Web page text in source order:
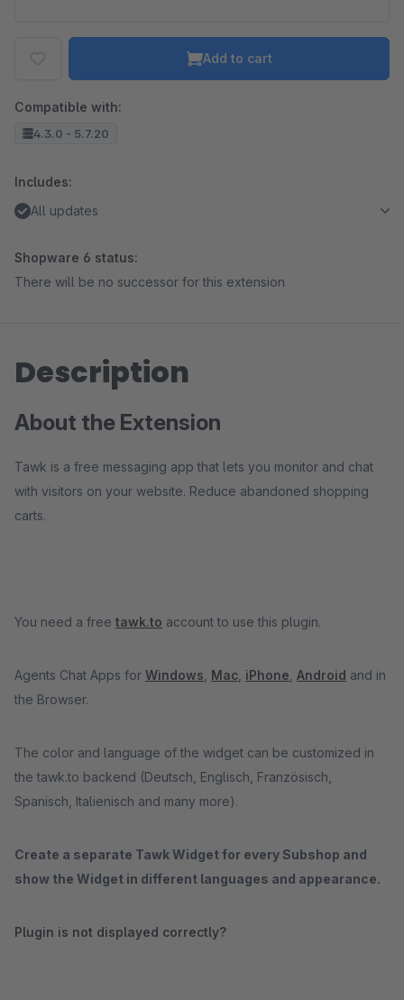
Add to cart
Compatible with:
4.3.0 - 5.7.20
Includes:
All updates
Shopware 6 status:
There will be no successor for this extension
Description
About the Extension
Tawk is a free messaging app that lets you monitor and chat
with visitors on your website. Reduce abandoned shopping
carts.
You need a free tawk.to account to use this plugin.
Agents Chat Apps for Windows Mac iPhone Android and in
the Browser.
The color and language of the widget can be customized in
the tawk.to backend (Deutsch, Englisch, Französisch,
Spanisch, Italienisch and many more).
Create a separate Tawk Widget for every Subshop and
show the Widget in different languages and appearance.
Plugin is not displayed correctly?